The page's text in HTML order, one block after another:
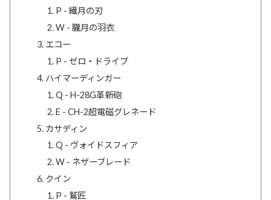
P - 繊月の刃
W - 朧月の羽衣
エコー
P - ゼロ・ドライブ
ハイマーディンガー
Q - H-28G革新砲
E - CH-2超電磁グレネード
カサディン
Q - ヴォイドスフィア
W - ネザーブレード
クイン
P - 鷲匠